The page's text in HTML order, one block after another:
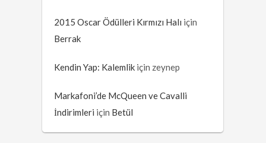
2015 Oscar Ödülleri Kırmızı Halı için
Berrak
Kendin Yap: Kalemlik için zeynep
Markafoni’de McQueen ve Cavalli
İndirimleri için Betül